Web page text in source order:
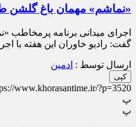
«نماشم» مهمان باغ
اجرای میدانی برنامه
گفت: رادیو خاوران این هفته با
ارسال توسط : ادمین
کپی
www.khorasantime.ir/?p=3520
پ
پ